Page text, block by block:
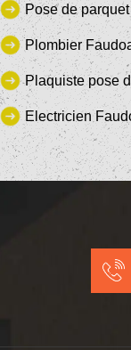
Pose de
Plombier
Plaquiste pose
Electricien